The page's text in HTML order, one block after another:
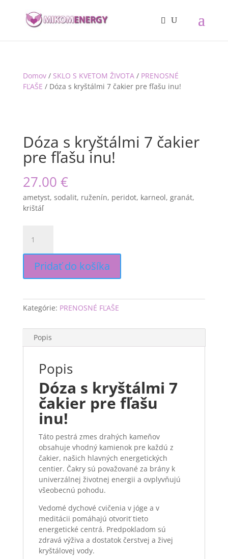
Domov/ SKLO S KVETOM ŽIVOTA/ PRENOSNÉ
FĽAŠE / Dóza s kryštálmi 7 čakier pre fľašu inu!
Dóza s kryštálmi 7 čakier
pre fľašu inu!
27.00 €
ametyst, sodalit, ruženín, peridot, karneol, granát,
krištáľ
Dóza
s
kryštálmi
fľašu
Pridať do košíka
Kategórie: PRENOSNÉ FĽAŠE
Popis
Popis
Dóza s kryštálmi 7
čakier pre fľašu
inu!
Táto pestrá zmes drahých kameňov
obsahuje vhodný kamienok pre každú z
čakier, našich hlavných energetických
centier. Čakry sú považované za brány k
univerzálnej životnej energii a ovplyvňujú
všeobecnú pohodu.
Vedomé dychové cvičenia v jóge a v
meditácii pomáhajú otvoriť tieto
energetické centrá. Predpokladom sú
zdravá výživa a dostatok čerstvej a živej
kryštálovej vody.